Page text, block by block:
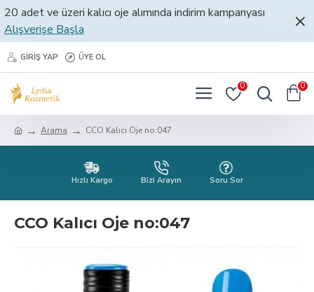
20 adet ve üzeri kalıcı oje alımında indirim kampanyası
Alışverişe Başla
GIRIŞ YAP ÜYE OL
0 0
Arama CCO Kalıcı Oje no:047
Hızlı Kargo Bizi Arayın Soru Sor
CCO Kalıcı Oje no:047